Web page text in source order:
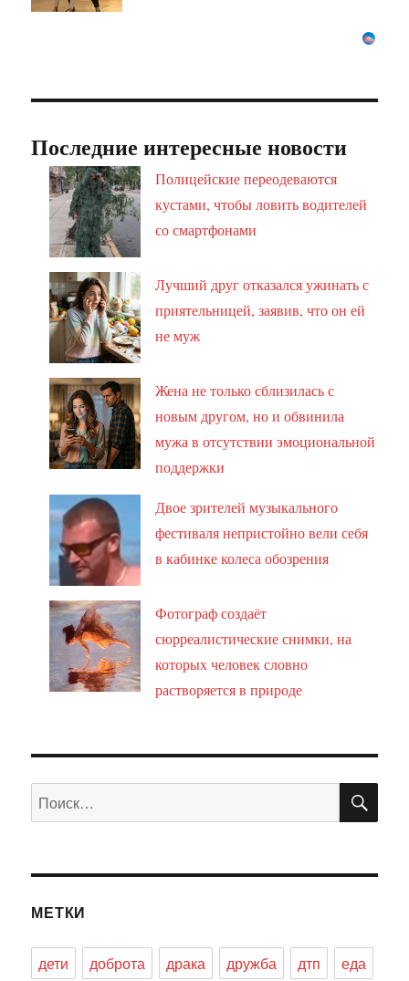
Последние интересные новости
Полицейские переодеваются
кустами, чтобы ловить водителей
со смартфонами
Лучший друг отказался ужинать с
приятельницей, заявив, что он ей
не муж
Жена не только сблизилась с
новым другом, но и обвинила
мужа в отсутствии эмоциональной
поддержки
Двое зрителей музыкального
фестиваля непристойно вели себя
в кабинке колеса обозрения
Фотограф создаёт
сюрреалистические снимки, на
которых человек словно
растворяется в природе
Искать:
МЕТКИ
дети доброта драка дружба дтп еда